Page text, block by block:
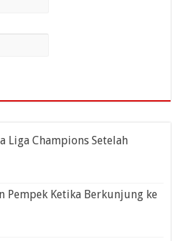
Liga Champions Setelah
Pempek Ketika Berkunjung ke